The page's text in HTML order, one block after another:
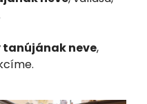
tanújának neve,